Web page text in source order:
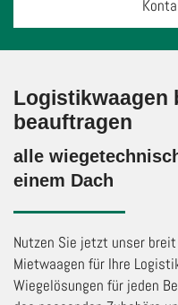
Logistikwaagen
beauftragen
alle
einem Dach
Nutzen Sie jetzt unser
Mietwaagen für Ihre
Wiegelösungen für jeden